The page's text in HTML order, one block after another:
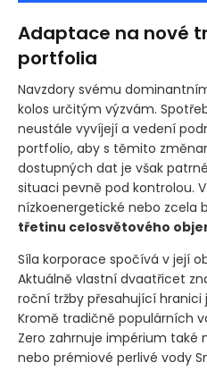
Adaptace na nové
portfolia
Navzdory svému
kolos určitým výzvám.
neustále vyvíjejí a vedení
portfolio, aby s těmito
dostupných dat je však
situaci pevně pod kontrolou.
nízkoenergetické nebo zcela
třetinu celosvětového
Síla korporace spočívá v její
Aktuálně vlastní dvaatřicet
roční tržby přesahující hranici
Kromě tradičně populárních
Zero zahrnuje impérium také
nebo prémiové perlivé vody